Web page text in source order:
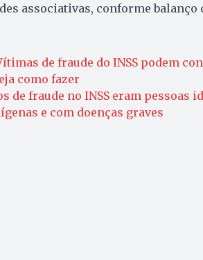
associativas, conforme balanço
de fraude do INSS podem
como fazer
de fraude no INSS eram pessoas
e com doenças graves